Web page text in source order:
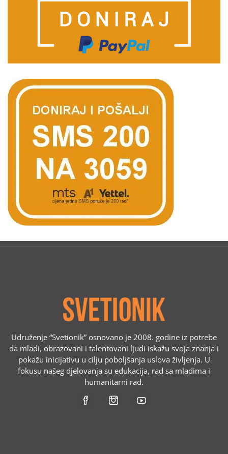
Udruženje “Svetionik” osnovano je 2008. godine iz potrebe
da mladi, obrazovani i talentovani ljudi iskažu svoja znanja i
pokažu inicijativu u cilju poboljšanja uslova življenja. U
fokusu našeg djelovanja su edukacija, rad sa mladima i
humanitarni rad.